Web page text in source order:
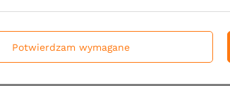
Potwierdzam wymagane